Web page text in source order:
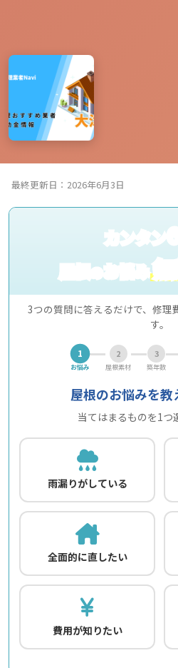
最終更新日：2026年6月3日
カンタン
屋根のお悩み
3つの質問に答えるだけで、修理
す。
1
お悩み
2
屋根素材
3
築年数
屋根のお悩みを教
当てはまるものを1つ
雨漏りがしている
全面的に直したい
費用が知りたい